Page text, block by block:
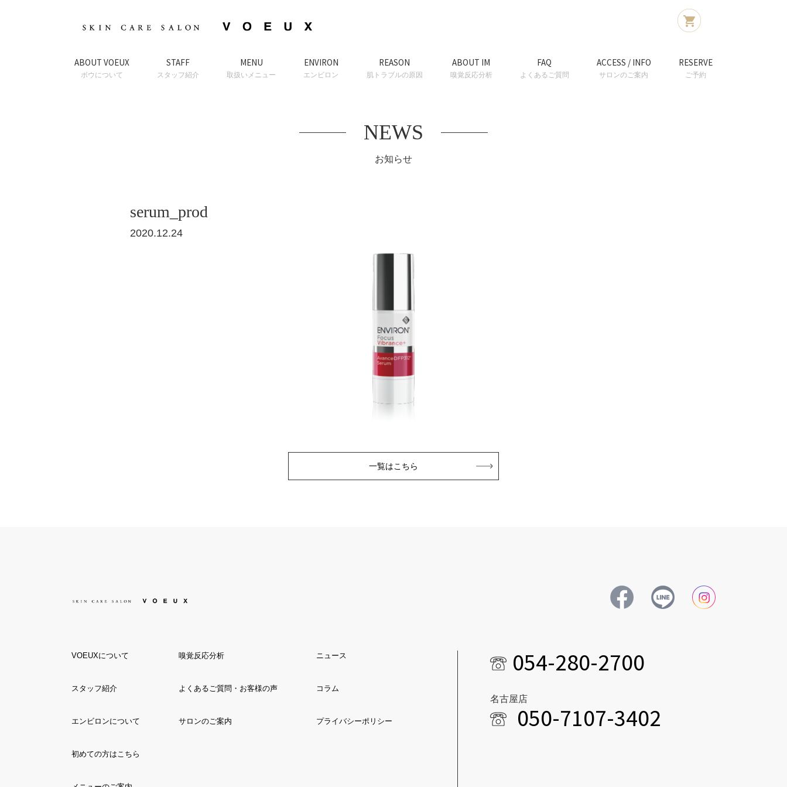
ABOUT VOEUX
ボウについて
STAFF
スタッフ紹介
MENU
取扱いメニュー
ENVIRON
エンビロン
REASON
肌トラブルの原因
ABOUT IM
嗅覚反応分析
FAQ
よくあるご質問
ACCESS / INFO
サロンのご案内
RESERVE
ご予約
NEWS
お知らせ
serum_prod
2020.12.24
一覧はこちら
VOEUXについて
スタッフ紹介
エンビロンについて
初めての方はこちら
嗅覚反応分析
よくあるご質問・お客様の声
サロンのご案内
ニュース
コラム
プライバシーポリシー
054-280-2700
名古屋店
050-7107-3402